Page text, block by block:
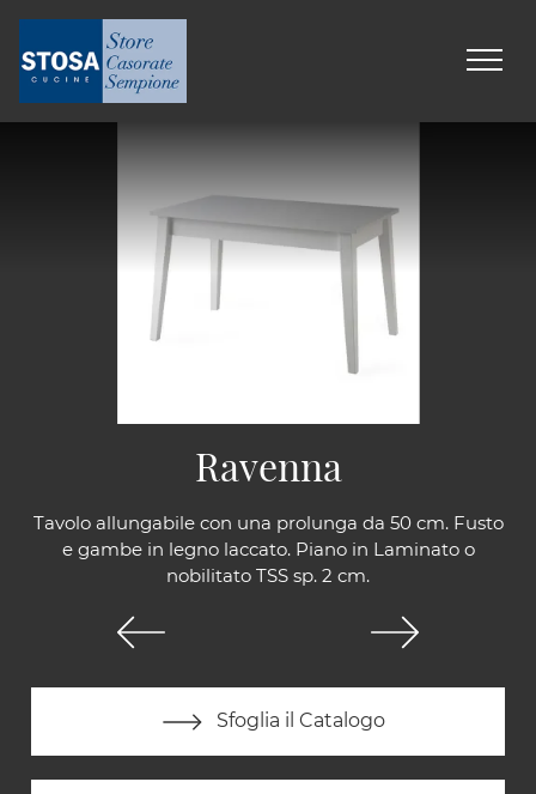
Tavolo allungabile con una prolunga da 50 cm. Fusto
e gambe in legno laccato. Piano in Laminato o
nobilitato TSS sp. 2 cm.
Sfoglia il Catalogo
Ravenna